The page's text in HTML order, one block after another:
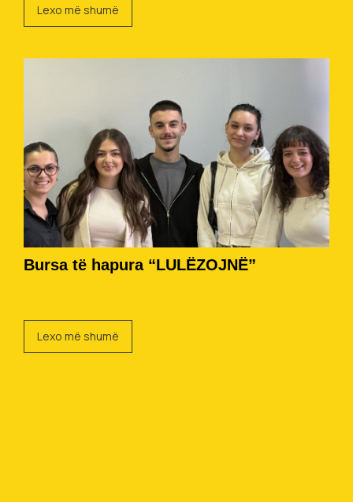
Lexo më shumë
Bursa të hapura “LULËZOJNË”
Lexo më shumë